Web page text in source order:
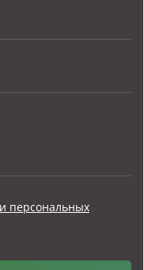
персональных